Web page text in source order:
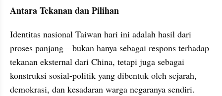
Antara Tekanan dan Pilihan
Identitas nasional Taiwan hari ini adalah hasil dari
proses panjang—bukan hanya sebagai respons terhadap
tekanan eksternal dari China, tetapi juga sebagai
konstruksi sosial-politik yang dibentuk oleh sejarah,
demokrasi, dan kesadaran warga negaranya sendiri.